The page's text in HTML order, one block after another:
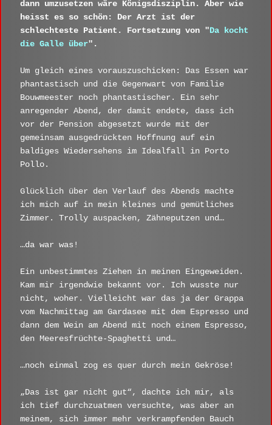
dann umzusetzen wäre Königsdisziplin. Aber wie
heisst es so schön: Der Arzt ist der
schlechteste Patient. Fortsetzung von "Da kocht
die Galle über".
Um gleich eines vorauszuschicken: Das Essen war
phantastisch und die Gegenwart von Familie
Bouwmeester noch phantastischer. Ein sehr
anregender Abend, der damit endete, dass ich
vor der Pension abgesetzt wurde mit der
gemeinsam ausgedrückten Hoffnung auf ein
baldiges Wiedersehens im Idealfall in Porto
Pollo.
Glücklich über den Verlauf des Abends machte
ich mich auf in mein kleines und gemütliches
Zimmer. Trolly auspacken, Zähneputzen und…
…da war was!
Ein unbestimmtes Ziehen in meinen Eingeweiden.
Kam mir irgendwie bekannt vor. Ich wusste nur
nicht, woher. Vielleicht war das ja der Grappa
vom Nachmittag am Gardasee mit dem Espresso und
dann dem Wein am Abend mit noch einem Espresso,
den Meeresfrüchte-Spaghetti und…
…noch einmal zog es quer durch mein Gekröse!
„Das ist gar nicht gut“, dachte ich mir, als
ich tief durchzuatmen versuchte, was aber an
meinem, sich immer mehr verkrampfenden Bauch